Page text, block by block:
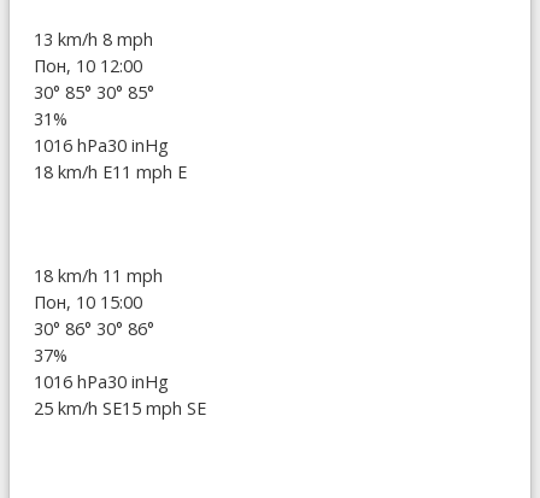
13 km/h 8 mph
Пон, 10 12:00
30° 85° 30° 85°
31%
1016 hPa30 inHg
18 km/h E11 mph E
18 km/h 11 mph
Пон, 10 15:00
30° 86° 30° 86°
37%
1016 hPa30 inHg
25 km/h SE15 mph SE